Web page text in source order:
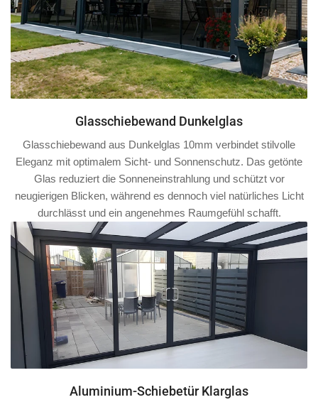
Glasschiebewand Dunkelglas
Glasschiebewand aus Dunkelglas 10mm verbindet stilvolle
Eleganz mit optimalem Sicht- und Sonnenschutz. Das getönte
Glas reduziert die Sonneneinstrahlung und schützt vor
neugierigen Blicken, während es dennoch viel natürliches Licht
durchlässt und ein angenehmes Raumgefühl schafft.
Aluminium-Schiebetür Klarglas